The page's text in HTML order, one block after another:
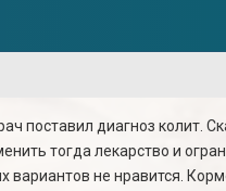
поставил диагноз колит.
тогда лекарство и
вариантов не нравится.